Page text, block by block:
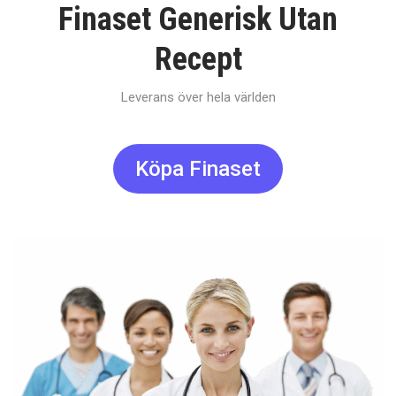
Finaset Generisk Utan
Recept
Leverans över hela världen
Köpa Finaset